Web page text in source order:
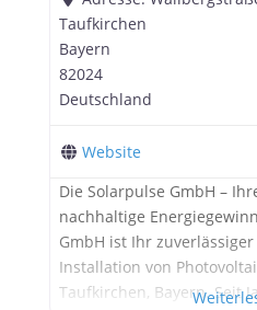
Taufkirchen
Bayern
82024
Deutschland
Website
Die Solarpulse GmbH –
nachhaltige
GmbH ist Ihr
Installation von
Taufkirchen, Bayern. Seit